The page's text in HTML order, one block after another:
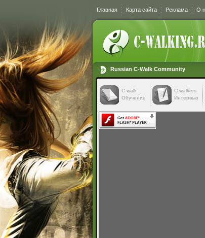
Главная Карта сайта Реклама О
Russian C-Walk Community
C-walk
Обучение
C-walkers
Интервью